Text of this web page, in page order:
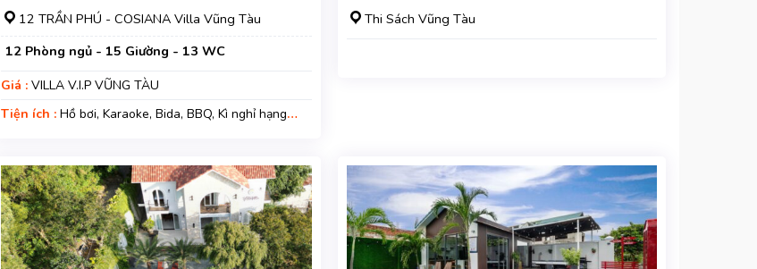
12 TRẦN PHÚ - COSIANA Villa Vũng Tàu
12 Phòng ngủ - 15 Giường - 13 WC
Giá :VILLA V.I.P VŨNG TÀU
Tiện ích :Hồ bơi, Karaoke, Bida, BBQ, Kì nghỉ hạng
Thi Sách Vũng Tàu